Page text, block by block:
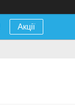
Акції